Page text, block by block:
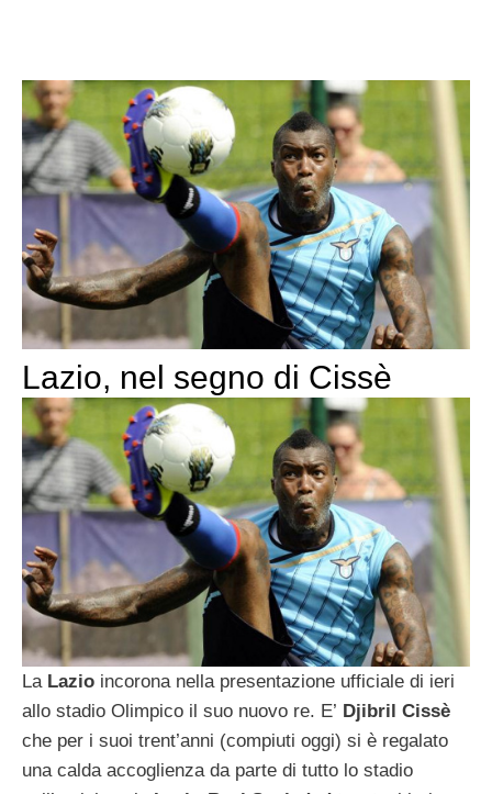
Lazio, nel segno di Cissè
LaLazio incorona nella presentazione ufficiale di ieri
allo stadio Olimpico il suo nuovo re. E’ Djibril Cissè
che per i suoi trent’anni (compiuti oggi) si è regalato
una calda accoglienza da parte di tutto lo stadio